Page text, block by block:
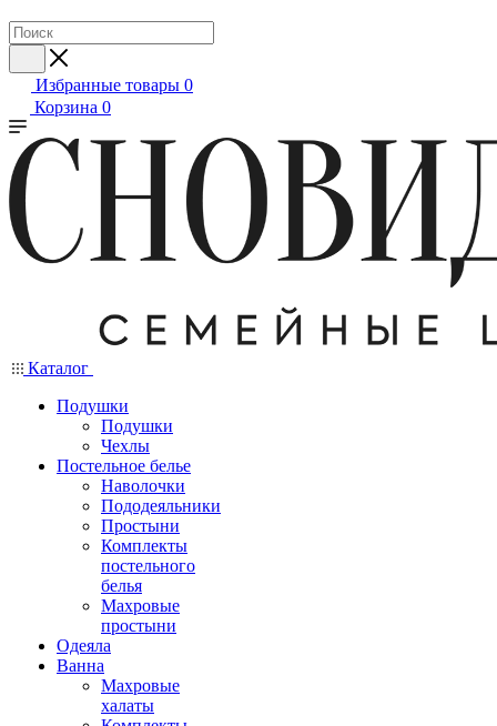
Избранные товары 0
Корзина 0
Каталог
Подушки
Подушки
Чехлы
Постельное белье
Наволочки
Пододеяльники
Простыни
Комплекты
постельного
белья
Махровые
простыни
Одеяла
Ванна
Махровые
халаты